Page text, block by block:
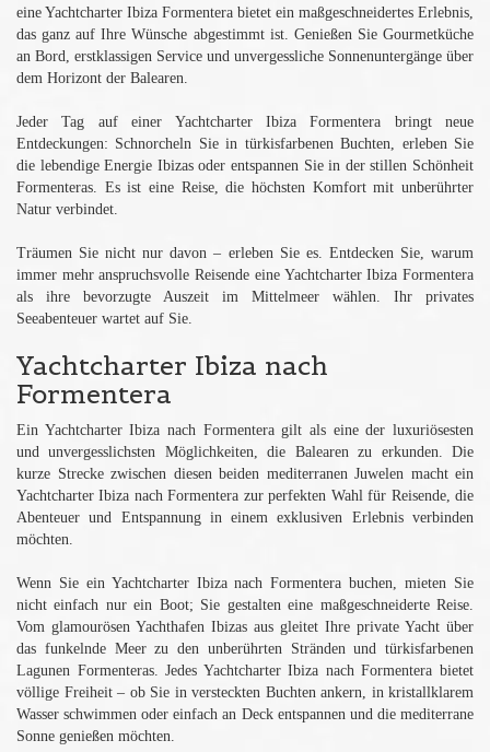
eine Yachtcharter Ibiza Formentera bietet ein maßgeschneidertes Erlebnis,
das ganz auf Ihre Wünsche abgestimmt ist. Genießen Sie Gourmetküche
an Bord, erstklassigen Service und unvergessliche Sonnenuntergänge über
dem Horizont der Balearen.
Jeder Tag auf einer Yachtcharter Ibiza Formentera bringt neue
Entdeckungen: Schnorcheln Sie in türkisfarbenen Buchten, erleben Sie
die lebendige Energie Ibizas oder entspannen Sie in der stillen Schönheit
Formenteras. Es ist eine Reise, die höchsten Komfort mit unberührter
Natur verbindet.
Träumen Sie nicht nur davon – erleben Sie es. Entdecken Sie, warum
immer mehr anspruchsvolle Reisende eine Yachtcharter Ibiza Formentera
als ihre bevorzugte Auszeit im Mittelmeer wählen. Ihr privates
Seeabenteuer wartet auf Sie.
Yachtcharter Ibiza nach
Formentera
Ein Yachtcharter Ibiza nach Formentera gilt als eine der luxuriösesten
und unvergesslichsten Möglichkeiten, die Balearen zu erkunden. Die
kurze Strecke zwischen diesen beiden mediterranen Juwelen macht ein
Yachtcharter Ibiza nach Formentera zur perfekten Wahl für Reisende, die
Abenteuer und Entspannung in einem exklusiven Erlebnis verbinden
möchten.
Wenn Sie ein Yachtcharter Ibiza nach Formentera buchen, mieten Sie
nicht einfach nur ein Boot; Sie gestalten eine maßgeschneiderte Reise.
Vom glamourösen Yachthafen Ibizas aus gleitet Ihre private Yacht über
das funkelnde Meer zu den unberührten Stränden und türkisfarbenen
Lagunen Formenteras. Jedes Yachtcharter Ibiza nach Formentera bietet
völlige Freiheit – ob Sie in versteckten Buchten ankern, in kristallklarem
Wasser schwimmen oder einfach an Deck entspannen und die mediterrane
Sonne genießen möchten.